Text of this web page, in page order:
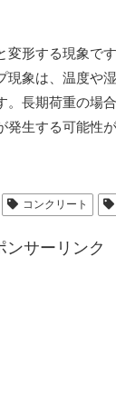
変形する現象で
象は、温度や
長期荷重の場
生する可能性が
コンクリート
ンサーリンク